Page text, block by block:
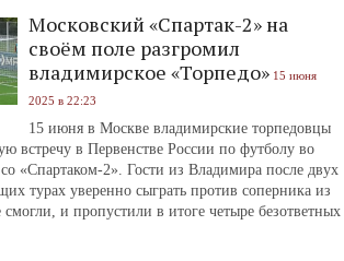
Московский «Спартак-2» на
своём поле разгромил
владимирское «Торпедо» 15 июня
2025 в 22:23
15 июня в Москве владимирские торпедовцы
встречу в Первенстве России по футболу во
«Спартаком-2». Гости из Владимира после двух
турах уверенно сыграть против соперника из
смогли, и пропустили в итоге четыре безответных